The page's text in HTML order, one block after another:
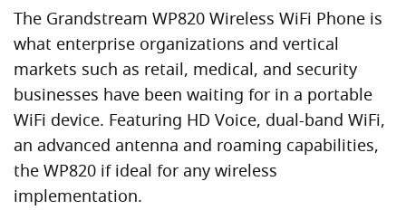
The Grandstream WP820 Wireless WiFi Phone is
what enterprise organizations and vertical
markets such as retail, medical, and security
businesses have been waiting for in a portable
WiFi device. Featuring HD Voice, dual-band WiFi,
an advanced antenna and roaming capabilities,
the WP820 if ideal for any wireless
implementation.